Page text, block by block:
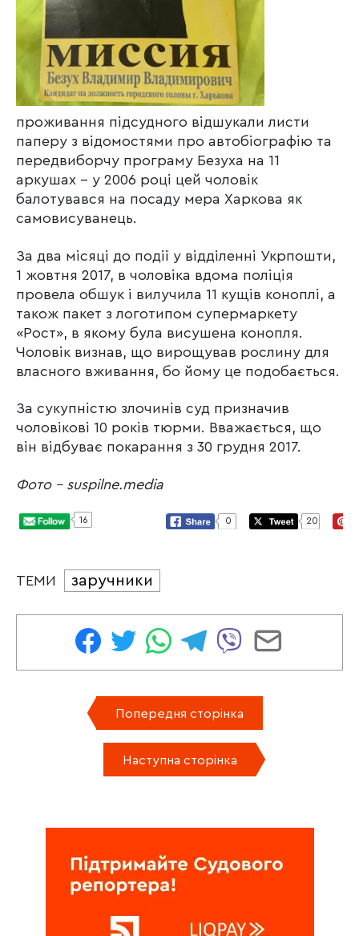
проживання підсудного відшукали листи
паперу з відомостями про автобіографію та
передвиборчу програму Безуха на 11
аркушах – у 2006 році цей чоловік
балотувався на посаду мера Харкова як
самовисуванець.
За два місяці до події у відділенні Укрпошти,
1 жовтня 2017, в чоловіка вдома поліція
провела обшук і вилучила 11 кущів коноплі, а
також пакет з логотипом супермаркету
«Рост», в якому була висушена конопля.
Чоловік визнав, що вирощував рослину для
власного вживання, бо йому це подобається.
За сукупністю злочинів суд призначив
чоловікові 10 років тюрми. Вважається, що
він відбуває покарання з 30 грудня 2017.
Фото – suspilne.media
16 0 20
ТЕМИ заручники
Попередня сторінка
Наступна сторінка